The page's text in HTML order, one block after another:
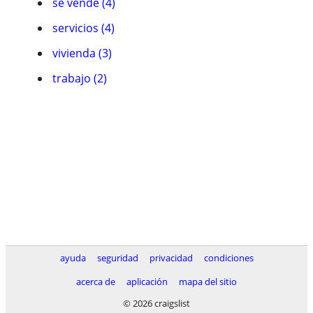
servicios (4)
vivienda (3)
trabajo (2)
ayuda seguridad privacidad
condiciones
acerca de
aplicación
mapa del sitio
© 2026 craigslist